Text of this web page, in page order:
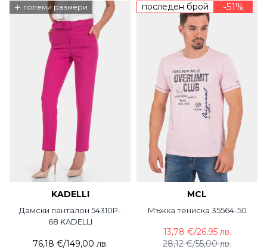
+ големи размери
KADELLI
Дамски панталон 54310P-
68 KADELLI
76,18 €/149,00 лв.
последен брой -51%
MCL
Мъжка тениска 35564-50
28,12 €/55,00 лв.
13,78 €/26,95 лв.